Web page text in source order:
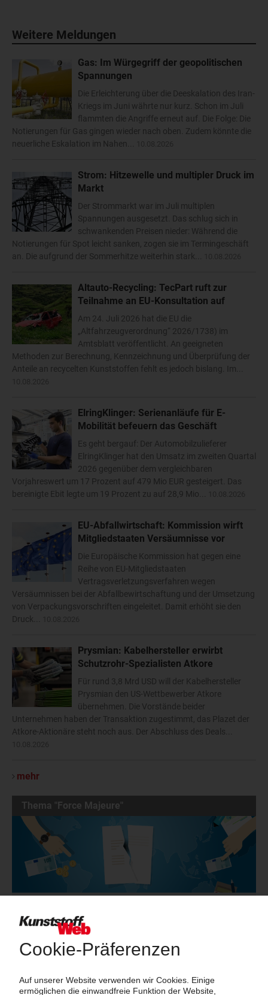
Weitere Meldungen
Gas: Im Würgegriff der geopolitischen
Spannungen
Die Erleichterung über die Deeskalation des Iran-
Kriegs im Juni währte nur kurz. Schon im Juli
flammten die Angriffe erneut auf. Die Folge: Die
Notierungen für Gas gingen wieder nach oben. Zudem könnte die
neuerliche Eskalation im Nahen...
Strom: Hitzewelle und multipler Druck im
Markt
Der Strommarkt war im Juli multiplen
Spannungen ausgesetzt. Das schlug sich in
schwankenden Preisen nieder: Während die
Notierungen für Spot leicht sanken, zogen sie im Termingeschäft
an. Die aufgrund der Sommerhitze weiterhin stark...
Altauto-Recycling: TecPart ruft zur
Teilnahme an EU-Konsultation auf
Am 24. Juli 2026 hat die EU die
„Altfahrzeugverordnung“ 2026/1738) im
Amtsblatt veröffentlicht. An geeigneten
Methoden zur Berechnung, Kennzeichnung und Überprüfung der
Anteile an recycelten Kunststoffen fehlt es jedoch bislang. Im...
ElringKlinger: Serienanläufe für E-
Mobilität befeuern das Geschäft
Es geht bergauf: Der Automobilzulieferer
ElringKlinger hat den Umsatz im zweiten Quartal
2026 gegenüber dem vergleichbaren
Vorjahreswert um 17 Prozent auf 479 Mio EUR gesteigert. Das
bereinigte Ebit legte um 19 Prozent zu auf 28,9 Mio...
EU-Abfallwirtschaft: Kommission wirft
Mitgliedstaaten Versäumnisse vor
Die Europäische Kommission hat gegen eine
Reihe von EU-Mitgliedstaaten
Vertragsverletzungsverfahren wegen
Versäumnissen bei der Abfallbewirtschaftung und der Umsetzung
von Verpackungsvorschriften eingeleitet. Damit erhöht sie den
Druck...
Prysmian: Kabelhersteller erwirbt
Schutzrohr-Spezialisten Atkore
Für rund 3,8 Mrd USD will der Kabelhersteller
Prysmian den US-Wettbewerber Atkore
übernehmen. Die Vorstände beider
Unternehmen haben der Transaktion zugestimmt, das Plazet der
Atkore-Aktionäre steht noch aus. Der Abschluss des Deals...
mehr
Thema "Force Majeure"
Fragen und Antworten: Was Kunst­stoff­verarbeiter wissen müssen,
wenn der Lieferant nicht mehr liefert – Informationen zum
Themenkomplex Force Majeure, Corona und Kunststoff-
Jetzt lesen